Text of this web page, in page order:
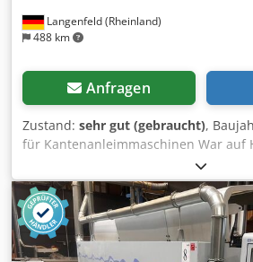
Langenfeld (Rheinland)
488 km
Anfragen
Zustand: sehr gut (gebraucht),
für Kantenanleimmaschinen War auf
200, KDF 1130 FC montiert (1100kg).
auch auf andere Maschinen, z. B.
etwas angepasst werden) Länge der
Aufbauhöhe inkl. Rollen ca. 150mm
als Lenkrolle mit Schmiernippel 2
Unterlegeplatten zum Höhenausgleich